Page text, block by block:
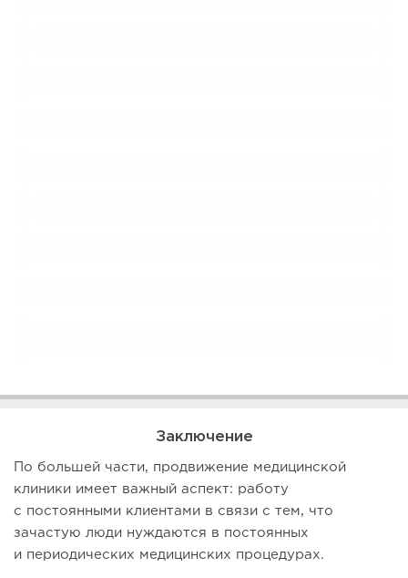
Заключение
По большей части, продвижение медицинской
клиники имеет важный аспект: работу
с постоянными клиентами в связи с тем, что
зачастую люди нуждаются в постоянных
и периодических медицинских процедурах.